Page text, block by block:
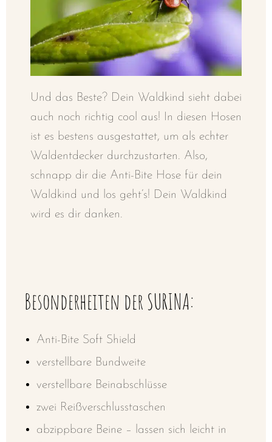
Und das Beste? Dein Waldkind sieht dabei
auch noch richtig cool aus! In diesen Hosen
ist es bestens ausgestattet, um als echter
Waldentdecker durchzustarten. Also,
schnapp dir die Anti-Bite Hose für dein
Waldkind und los geht’s! Dein Waldkind
wird es dir danken.
Besonderheiten der SURINA:
Anti-Bite Soft Shield
verstellbare Bundweite
verstellbare Beinabschlüsse
zwei Reißverschlusstaschen
abzippbare Beine – lassen sich leicht in